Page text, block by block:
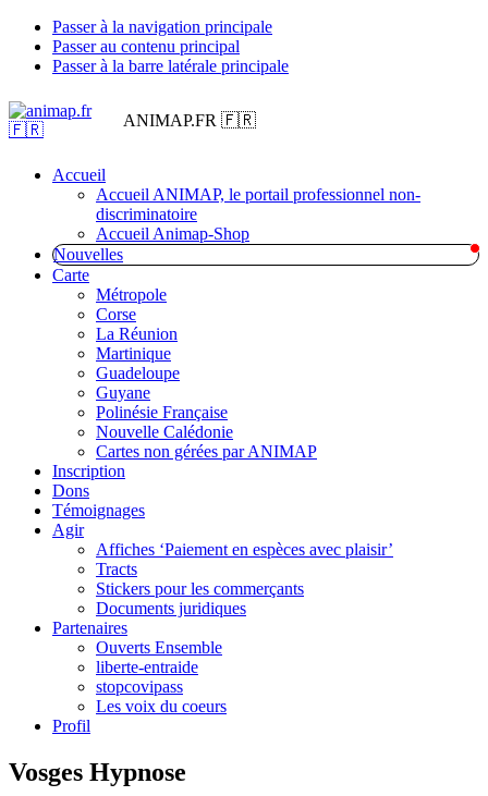
Passer à la navigation principale
Passer au contenu principal
Passer à la barre latérale principale
ANIMAP.FR 🇫🇷
Accueil
Accueil ANIMAP, le portail professionnel non-
discriminatoire
Accueil Animap-Shop
Nouvelles
Carte
Métropole
Corse
La Réunion
Martinique
Guadeloupe
Guyane
Polinésie Française
Nouvelle Calédonie
Cartes non gérées par ANIMAP
Inscription
Dons
Témoignages
Agir
Affiches ‘Paiement en espèces avec plaisir’
Tracts
Stickers pour les commerçants
Documents juridiques
Partenaires
Ouverts Ensemble
liberte-entraide
stopcovipass
Les voix du coeurs
Profil
Vosges Hypnose